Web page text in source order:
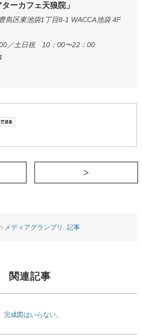
ーカフェ天狼院」
区東池袋1丁目8-1 WACCA池袋 4F
／土日祝 10：00〜22：00
＜ 『巨人の星』・星飛雄馬、大リーグボ
メディアグランプリ 記事
関連記事
完成図はいらない。